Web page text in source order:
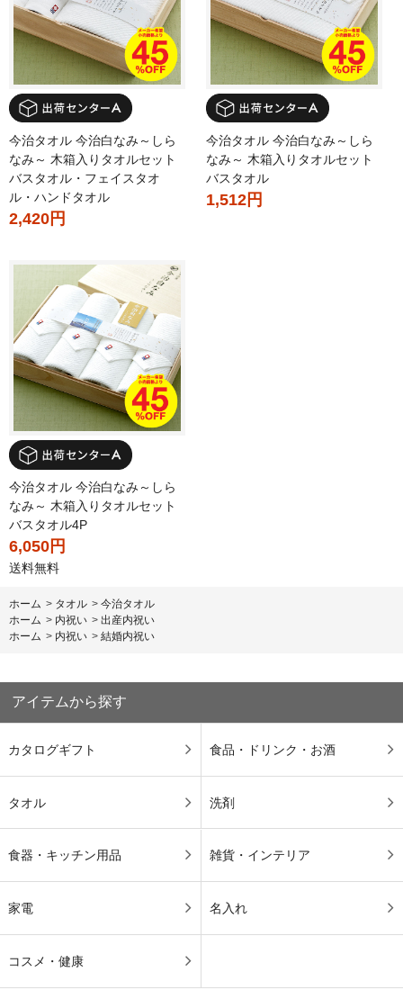
今治タオル 今治白なみ～しら
なみ～ 木箱入りタオルセット
バスタオル・フェイスタオ
ル・ハンドタオル
2,420円
今治タオル 今治白なみ～しら
なみ～ 木箱入りタオルセット
バスタオル
1,512円
今治タオル 今治白なみ～しら
なみ～ 木箱入りタオルセット
バスタオル4P
6,050円
送料無料
ホーム > タオル > 今治タオル
ホーム > 内祝い > 出産内祝い
ホーム > 内祝い > 結婚内祝い
アイテムから探す
カタログギフト 食品・ドリンク・お酒
タオル 洗剤
食器・キッチン用品 雑貨・インテリア
家電 名入れ
コスメ・健康